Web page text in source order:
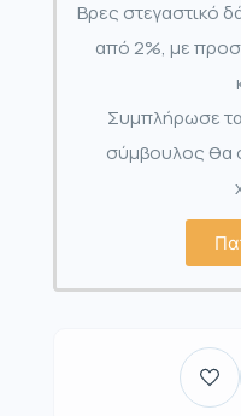
Βρες στεγαστικό
από 2%, με
Συμπλήρωσε τα
σύμβουλος θα